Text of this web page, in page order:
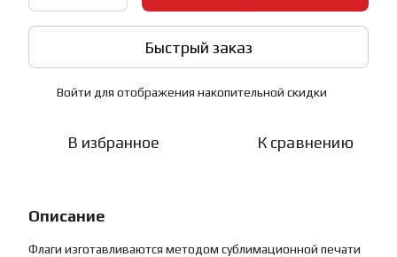
Быстрый заказ
Войти для отображения накопительной скидки
В избранное К сравнению
Описание
Флаги изготавливаются методом сублимационной печати